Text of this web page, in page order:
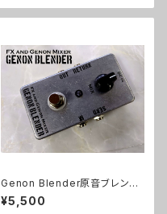
Genon Blender原音ブレンド
キット【BASIC KIT】
¥5,500